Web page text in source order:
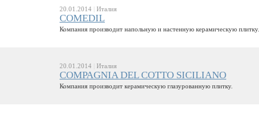
20.01.2014 Италия
COMEDIL
Компания производит напольную и настенную керамическую плитку.
20.01.2014 Италия
COMPAGNIA DEL COTTO SICILIANO
Компания производит керамическую глазурованную плитку.